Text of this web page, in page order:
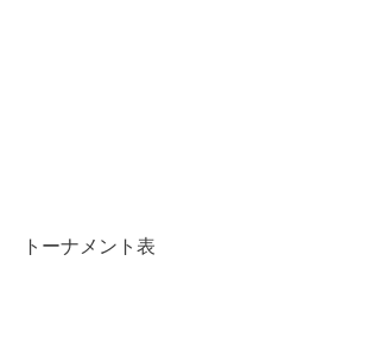
トーナメント表